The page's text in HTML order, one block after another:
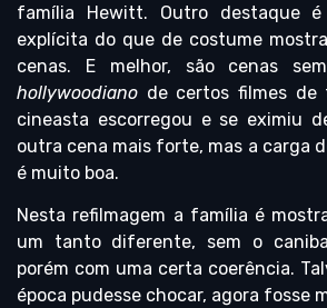
família Hewitt. Outro destaque
explícita do que de costume
cenas. E melhor, são cenas
hollywoodiano de certos filmes de
cineasta escorregou e se eximiu
outra cena mais forte, mas a carga
é muito boa.
Nesta refilmagem a família é
um tanto diferente, sem o
porém com uma certa coerência.
época pudesse chocar, agora fosse